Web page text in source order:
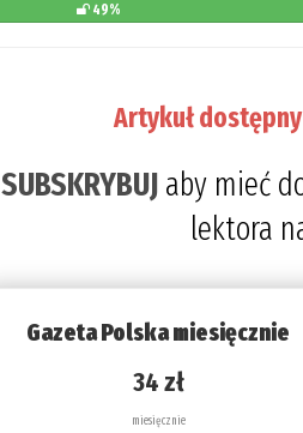
49%
Artykuł
SUBSKRYBUJ aby mieć
lektora
Gazeta Polska miesięcznie
34 zł
miesięcznie